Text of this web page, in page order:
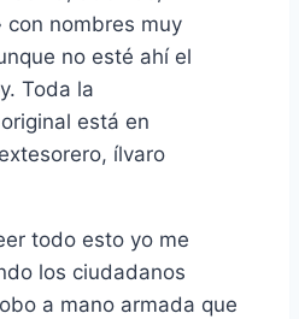
con nombres muy
no esté ahí­ el
Toda la
está en
ílvaro
todo esto yo me
los ciudadanos
a mano armada que